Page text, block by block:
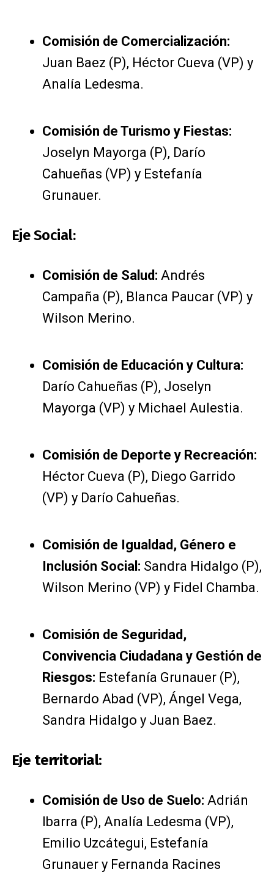
Comisión de Comercialización:
Juan Baez (P), Héctor Cueva (VP) y
Analía Ledesma.
Comisión de Turismo y Fiestas:
Joselyn Mayorga (P), Darío
Cahueñas (VP) y Estefanía
Grunauer.
Eje Social:
Comisión de Salud: Andrés
Campaña (P), Blanca Paucar (VP) y
Wilson Merino.
Comisión de Educación y Cultura:
Darío Cahueñas (P), Joselyn
Mayorga (VP) y Michael Aulestia.
Comisión de Deporte y Recreación:
Héctor Cueva (P), Diego Garrido
(VP) y Darío Cahueñas.
Comisión de Igualdad, Género e
Inclusión Social: Sandra Hidalgo (P),
Wilson Merino (VP) y Fidel Chamba.
Comisión de Seguridad,
Convivencia Ciudadana y Gestión de
Riesgos: Estefanía Grunauer (P),
Bernardo Abad (VP), Ángel Vega,
Sandra Hidalgo y Juan Baez.
Eje territorial:
Comisión de Uso de Suelo: Adrián
Ibarra (P), Analía Ledesma (VP),
Emilio Uzcátegui, Estefanía
Grunauer y Fernanda Racines